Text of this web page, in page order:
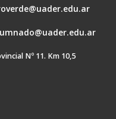
Nº 11. Km 10,5